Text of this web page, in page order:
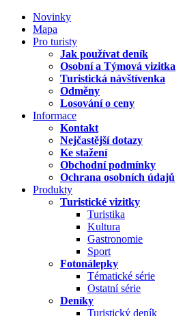
Novinky
Mapa
Pro turisty
Jak používat deník
Osobní a Týmová vizitka
Turistická návštívenka
Odměny
Losování o ceny
Informace
Kontakt
Nejčastější dotazy
Ke stažení
Obchodní podmínky
Ochrana osobních údajů
Produkty
Turistické vizitky
Turistika
Kultura
Gastronomie
Sport
Fotonálepky
Tématické série
Ostatní série
Deníky
Turistický deník